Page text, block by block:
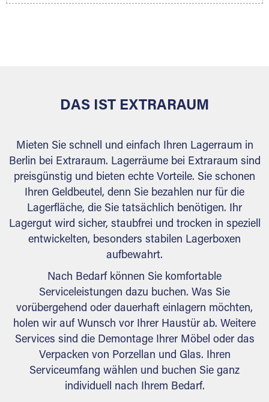
Ihr Lagergut wird bei Ihrem Extraraum Partner
DAS IST EXTRARAUM
Mieten Sie schnell und einfach Ihren Lagerraum in
Berlin bei Extraraum. Lagerräume bei Extraraum sind
preisgünstig und bieten echte Vorteile. Sie schonen
Ihren Geldbeutel, denn Sie bezahlen nur für die
Lagerfläche, die Sie tatsächlich benötigen. Ihr
Lagergut wird sicher, staubfrei und trocken in speziell
entwickelten, besonders stabilen Lagerboxen
aufbewahrt.
Nach Bedarf können Sie komfortable
Serviceleistungen dazu buchen. Was Sie
vorübergehend oder dauerhaft einlagern möchten,
holen wir auf Wunsch vor Ihrer Haustür ab. Weitere
Services sind die Demontage Ihrer Möbel oder das
Verpacken von Porzellan und Glas. Ihren
Serviceumfang wählen und buchen Sie ganz
individuell nach Ihrem Bedarf.